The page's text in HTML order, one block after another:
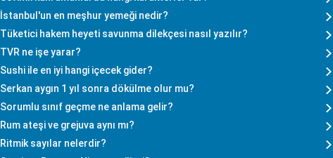
İstanbul'un en meşhur yemeği nedir?
Tüketici hakem heyeti savunma dilekçesi nasıl yazılır?
TVR ne işe yarar?
Sushi ile en iyi hangi içecek gider?
Serkan aygın 1 yıl sonra dökülme olur mu?
Sorumlu sınıf geçme ne anlama gelir?
Rum ateşi ve grejuva aynı mı?
Ritmik sayılar nelerdir?